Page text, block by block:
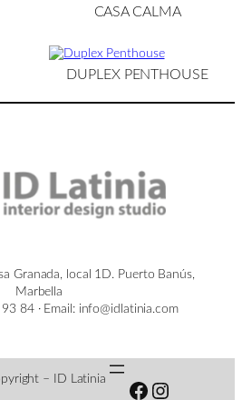
CASA CALMA
DUPLEX PENTHOUSE
Granada, local 1D. Puerto Banús,
Marbella
84 · Email: info@idlatinia.com
– ID Latinia Facebook
Instagram